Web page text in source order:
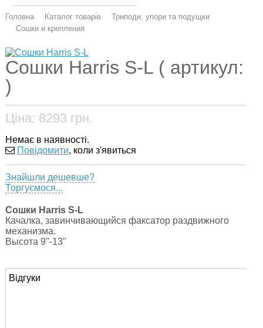
Головна Каталог товарів
Триподи, упори та подущки
Сошки и крепления
Сошки Harris S-L ( артикул:
)
Ціна: 8293 грн.
Немає в наявності.
Повідомити, коли з'явиться
Знайшли дешевше?
Торгуємося...
Сошки Harris S-L
Качалка, завинчивающийся факсатор раздвижного
механизма.
Высота 9"-13"
Відгуки